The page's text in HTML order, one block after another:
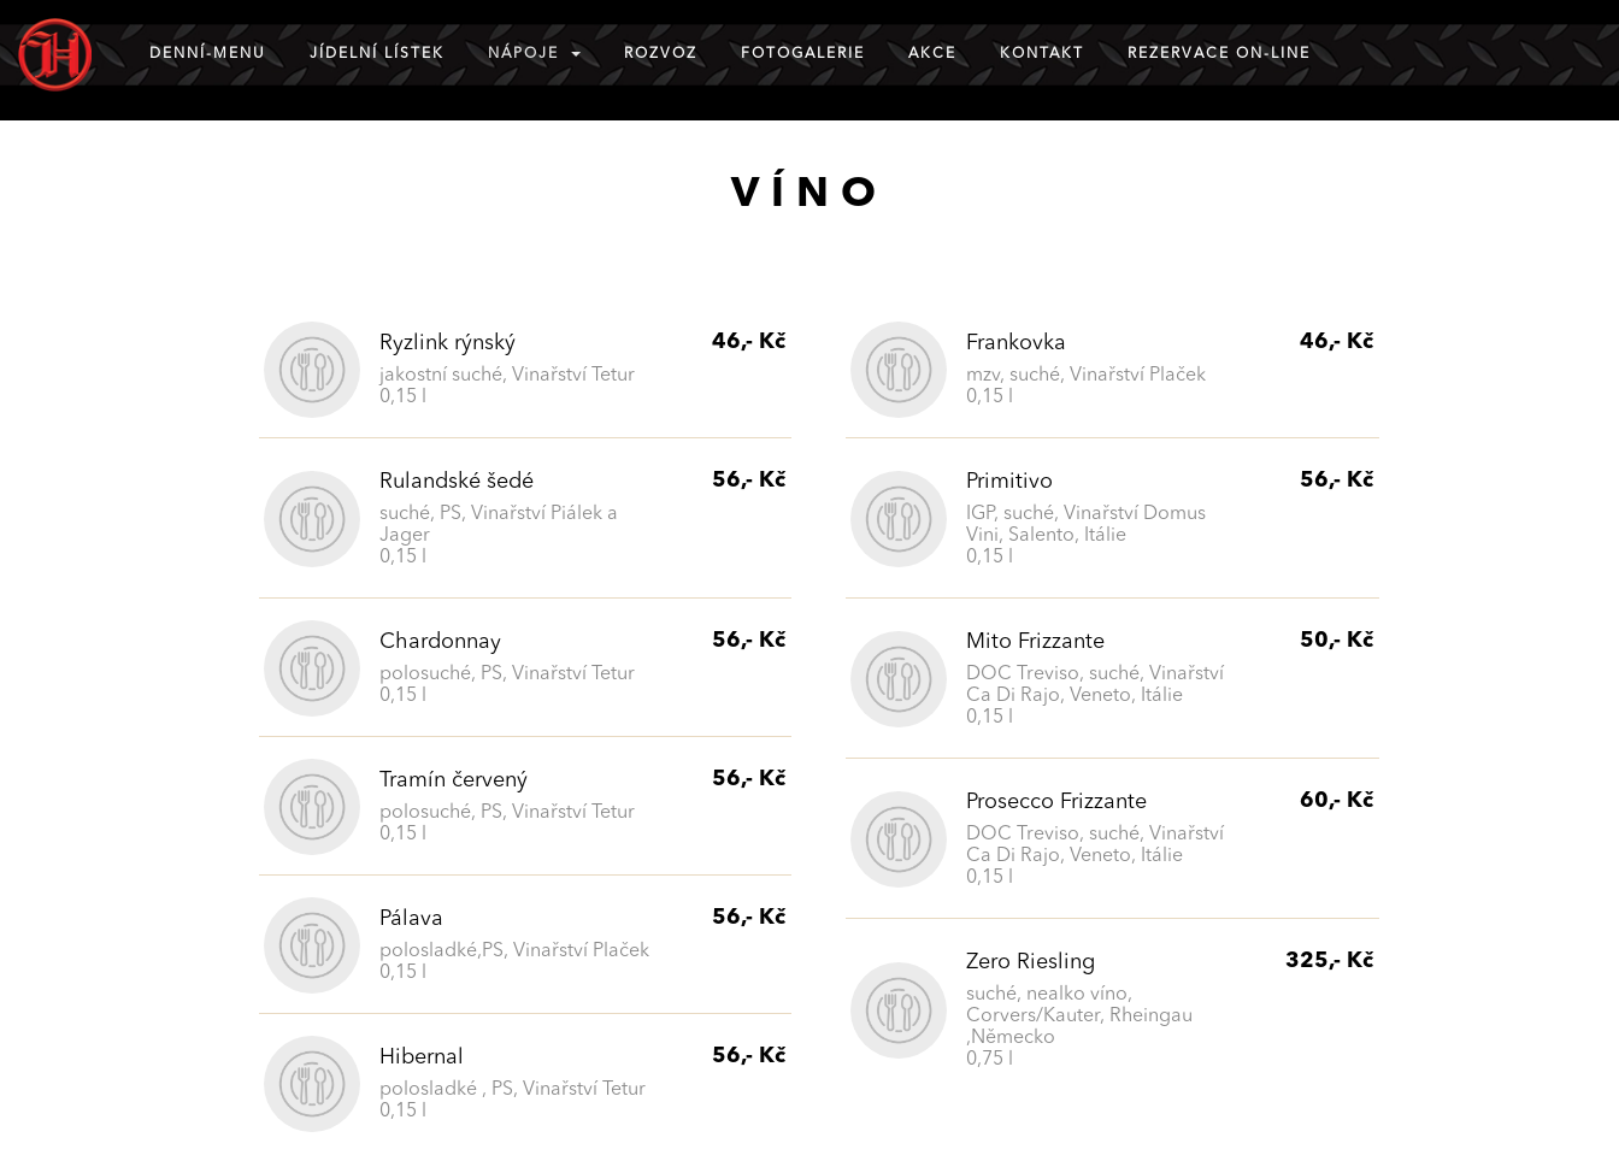
DENNÍ-MENU JÍDELNÍ LÍSTEK NÁPOJE ROZVOZ FOTOGALERIE AKCE KONTAKT REZERVACE ON-LINE
VÍNO
Ryzlink rýnský
jakostní suché, Vinařství Tetur
0,15 l
46,- Kč
Rulandské šedé
suché, PS, Vinařství Piálek a
Jager
0,15 l
56,- Kč
Chardonnay
polosuché, PS, Vinařství Tetur
0,15 l
56,- Kč
Tramín červený
polosuché, PS, Vinařství Tetur
0,15 l
56,- Kč
Pálava
polosladké,PS, Vinařství Plaček
0,15 l
56,- Kč
Hibernal
polosladké , PS, Vinařství Tetur
0,15 l
56,- Kč
Frankovka
mzv, suché, Vinařství Plaček
0,15 l
46,- Kč
Primitivo
IGP, suché, Vinařství Domus
Vini, Salento, Itálie
0,15 l
56,- Kč
Mito Frizzante
DOC Treviso, suché, Vinařství
Ca Di Rajo, Veneto, Itálie
0,15 l
50,- Kč
Prosecco Frizzante
DOC Treviso, suché, Vinařství
Ca Di Rajo, Veneto, Itálie
0,15 l
60,- Kč
Zero Riesling
suché, nealko víno,
Corvers/Kauter, Rheingau
,Německo
0,75 l
325,- Kč